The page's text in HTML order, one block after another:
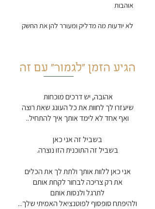
אוהבות
לא יודעות מה מדליק ומעורר להן את החשק
הגיע הזמן ״לגמור״ עם זה
אהובה, יש דרכים מוכחות
שיעזרו לך לחוות את כל העונג שאת רוצה
ואף אחד לא לימד אותך איך להתחיל..
בשביל זה אני כאן
בשביל זה התוכנית הזו נוצרה.
אני כאן ללוות אותך ולתת לך את הכלים
את רק צריכה לבחור לקחת אותם
לתרגל ולנסות אותם
ולהיפתח סופסוף לפוטנציאל האמיתי שלך...